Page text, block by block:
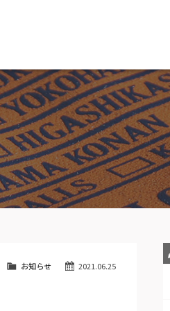
目玉車両一覧
Features Stock list
全国納車
Delivery service
買取無料査定
Trade in
2021.06.25
お知らせ